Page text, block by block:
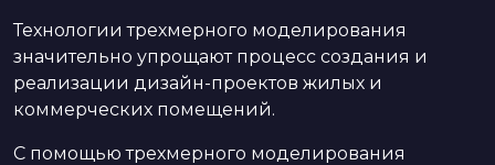
Технологии трехмерного моделирования
значительно упрощают процесс создания и
реализации дизайн-проектов жилых и
коммерческих помещений.
С помощью трехмерного моделирования